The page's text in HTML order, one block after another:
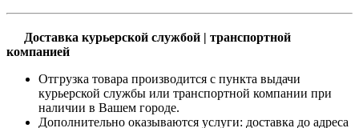
Доставка курьерской службой | транспортной
компанией
Отгрузка товара производится с пункта выдачи
курьерской службы или транспортной компании при
наличии в Вашем городе.
Дополнительно оказываются услуги: доставка до адреса